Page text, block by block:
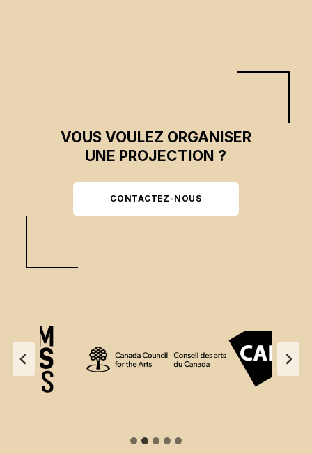
VOUS VOULEZ ORGANISER
UNE PROJECTION ?
CONTACTEZ-NOUS